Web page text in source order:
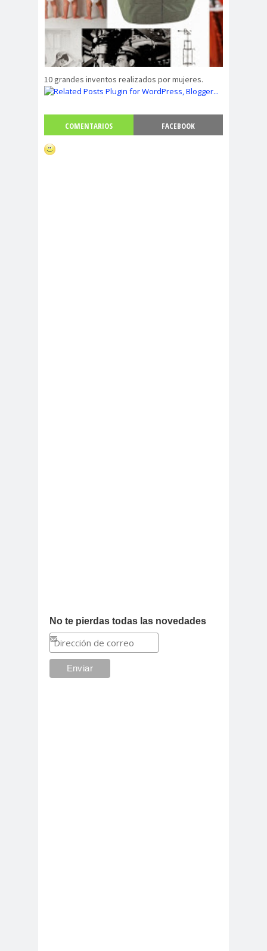
10 grandes inventos realizados por mujeres.
COMENTARIOS FACEBOOK
No te pierdas todas las novedades